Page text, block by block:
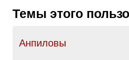
Темы этого
Анпиловы